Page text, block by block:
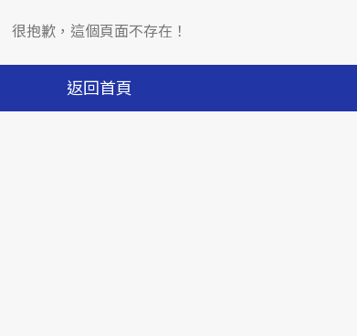
很抱歉，這個頁面不存在！
返回首頁